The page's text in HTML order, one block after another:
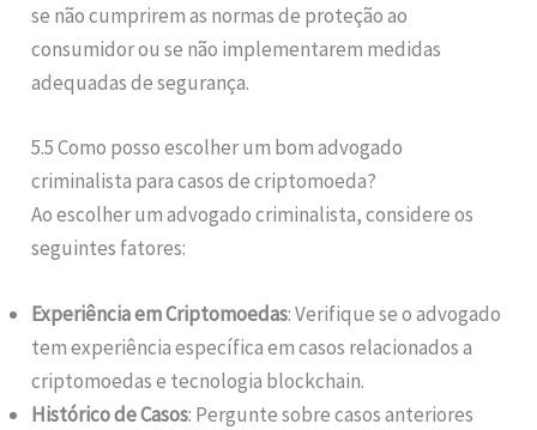
se não cumprirem as normas de proteção ao
consumidor ou se não implementarem medidas
adequadas de segurança.
5.5 Como posso escolher um bom advogado
criminalista para casos de criptomoeda?
Ao escolher um advogado criminalista, considere os
seguintes fatores:
Experiência em Criptomoedas: Verifique se o advogado
tem experiência específica em casos relacionados a
criptomoedas e tecnologia blockchain.
Histórico de Casos: Pergunte sobre casos anteriores